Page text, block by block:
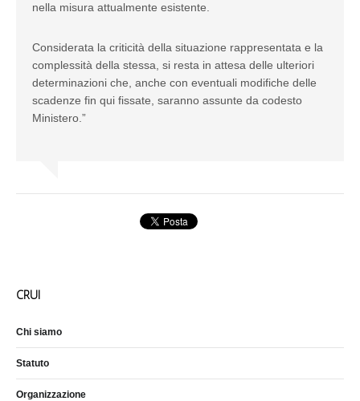
nella misura attualmente esistente.
Considerata la criticità della situazione rappresentata e la
complessità della stessa, si resta in attesa delle ulteriori
determinazioni che, anche con eventuali modifiche delle
scadenze fin qui fissate, saranno assunte da codesto
Ministero.”
CRUI
Chi siamo
Statuto
Organizzazione